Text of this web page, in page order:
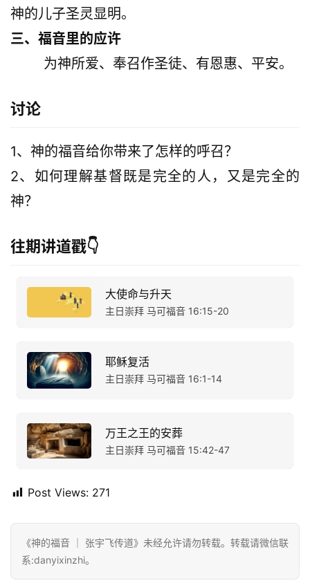
神的儿子圣灵显明。
三、福音里的应许
        为神所爱、奉召作圣徒、有恩惠、平安。
讨论
1、神的福音给你带来了怎样的呼召？
2、如何理解基督既是完全的人，又是完全的
神？
往期讲道戳👇
大使命与升天
主日崇拜 马可福音 16:15-20
耶稣复活
主日崇拜 马可福音 16:1-14
万王之王的安葬
主日崇拜 马可福音 15:42-47
Post Views: 271
《神的福音 ｜ 张宇飞传道》未经允许请勿转载。转载请微信联
系:danyixinzhi。